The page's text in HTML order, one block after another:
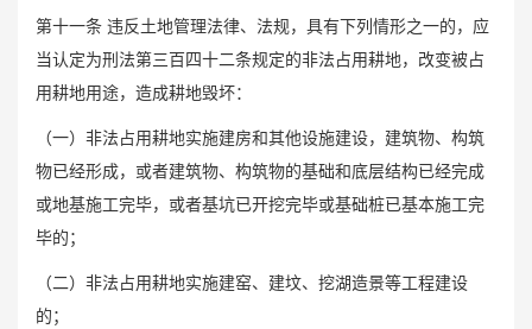
第十一条 违反土地管理法律、法规，具有下列情形之一的，应
当认定为刑法第三百四十二条规定的非法占用耕地，改变被占
用耕地用途，造成耕地毁坏：
（一）非法占用耕地实施建房和其他设施建设，建筑物、构筑
物已经形成，或者建筑物、构筑物的基础和底层结构已经完成
或地基施工完毕，或者基坑已开挖完毕或基础桩已基本施工完
毕的；
（二）非法占用耕地实施建窑、建坟、挖湖造景等工程建设
的；